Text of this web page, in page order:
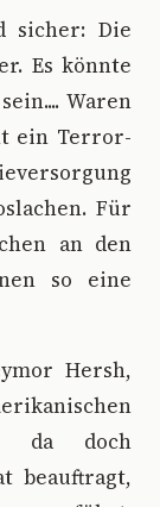
sicher: Die
Es könnte
Waren
ein Terror-
Für
an den
so eine
Hersh,
da doch
beauftragt,